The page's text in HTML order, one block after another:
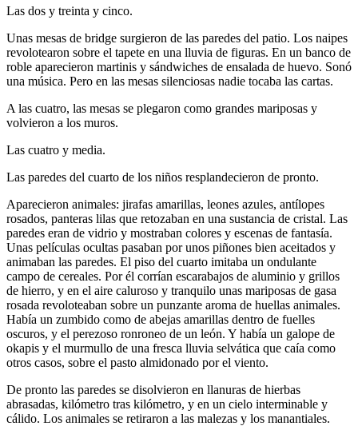
Las dos y treinta y cinco.
Unas mesas de bridge surgieron de las paredes del patio. Los naipes
revolotearon sobre el tapete en una lluvia de figuras. En un banco de
roble aparecieron martinis y sándwiches de ensalada de huevo. Sonó
una música. Pero en las mesas silenciosas nadie tocaba las cartas.
A las cuatro, las mesas se plegaron como grandes mariposas y
volvieron a los muros.
Las cuatro y media.
Las paredes del cuarto de los niños resplandecieron de pronto.
Aparecieron animales: jirafas amarillas, leones azules, antílopes
rosados, panteras lilas que retozaban en una sustancia de cristal. Las
paredes eran de vidrio y mostraban colores y escenas de fantasía.
Unas películas ocultas pasaban por unos piñones bien aceitados y
animaban las paredes. El piso del cuarto imitaba un ondulante
campo de cereales. Por él corrían escarabajos de aluminio y grillos
de hierro, y en el aire caluroso y tranquilo unas mariposas de gasa
rosada revoloteaban sobre un punzante aroma de huellas animales.
Había un zumbido como de abejas amarillas dentro de fuelles
oscuros, y el perezoso ronroneo de un león. Y había un galope de
okapis y el murmullo de una fresca lluvia selvática que caía como
otros casos, sobre el pasto almidonado por el viento.
De pronto las paredes se disolvieron en llanuras de hierbas
abrasadas, kilómetro tras kilómetro, y en un cielo interminable y
cálido. Los animales se retiraron a las malezas y los manantiales.